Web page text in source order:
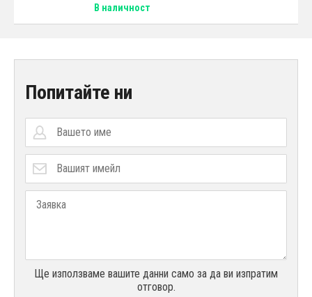
В наличност
Попитайте ни
Ще използваме вашите данни само за да ви изпратим
отговор.